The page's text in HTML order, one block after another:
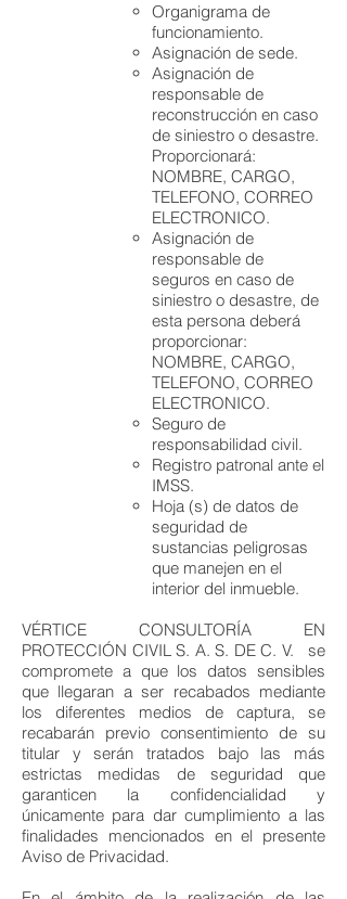
Organigrama de
funcionamiento.
Asignación de sede.
Asignación de
responsable de
reconstrucción en caso
de siniestro o desastre.
Proporcionará:
NOMBRE, CARGO,
TELEFONO, CORREO
ELECTRONICO.
Asignación de
responsable de
seguros en caso de
siniestro o desastre, de
esta persona deberá
proporcionar:
NOMBRE, CARGO,
TELEFONO, CORREO
ELECTRONICO.
Seguro de
responsabilidad civil.
Registro patronal ante el
IMSS.
Hoja (s) de datos de
seguridad de
sustancias peligrosas
que manejen en el
interior del inmueble.
VÉRTICE CONSULTORÍA EN
PROTECCIÓN CIVIL S. A. S. DE C. V. se
compromete a que los datos sensibles
que llegaran a ser recabados mediante
los diferentes medios de captura, se
recabarán previo consentimiento de su
titular y serán tratados bajo las más
estrictas medidas de seguridad que
garanticen la confidencialidad y
únicamente para dar cumplimiento a las
finalidades mencionados en el presente
Aviso de Privacidad.